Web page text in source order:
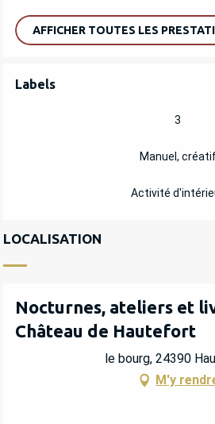
AFFICHER TOUTES LES
OFFRES DE
Labels
Labels
3
Manuel,
Activité
LOCALISATION
Nocturnes, ateliers et
Château de Hautefort
le bourg, 24390
M'y